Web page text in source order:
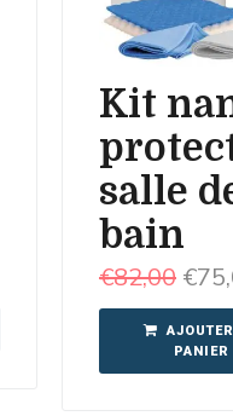
Kit
salle
bain
€82,00 €
PANIER